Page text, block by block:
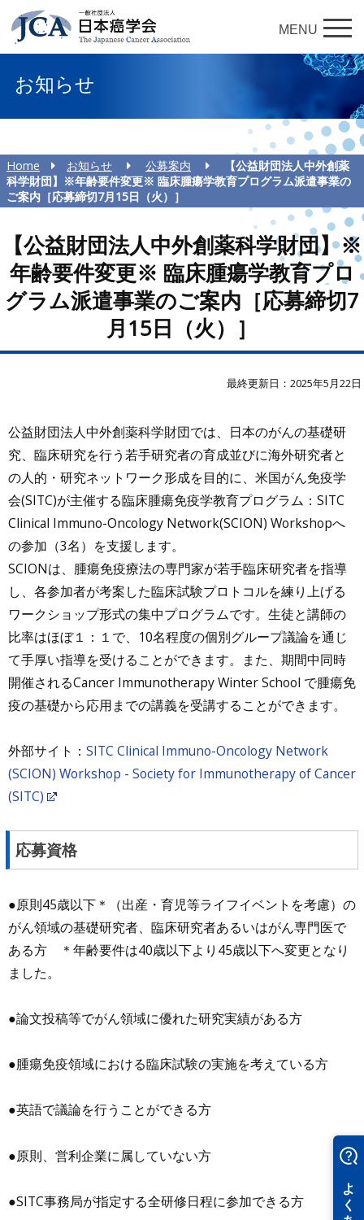
MENU
お知らせ
Home お知らせ 公募案内
【公益財団法人中外創薬
科学財団】※年齢要件変更※ 臨床腫瘍学教育プログラム派遣事業の
ご案内［応募締切7月15日（火）］
【公益財団法人中外創薬科学財団】※
年齢要件変更※ 臨床腫瘍学教育プロ
グラム派遣事業のご案内［応募締切7
月15日（火）］
最終更新日：2025年5月22日
公益財団法人中外創薬科学財団では、日本のがんの基礎研
究、臨床研究を行う若手研究者の育成並びに海外研究者と
の人的・研究ネットワーク形成を目的に、米国がん免疫学
会(SITC)が主催する臨床腫瘍免疫学教育プログラム：SITC
Clinical Immuno-Oncology Network(SCION) Workshopへ
の参加（3名）を支援します。
SCIONは、腫瘍免疫療法の専門家が若手臨床研究者を指導
し、各参加者が考案した臨床試験プロトコルを練り上げる
ワークショップ形式の集中プログラムです。生徒と講師の
比率はほぼ１：１で、10名程度の個別グループ議論を通じ
て手厚い指導を受けることができます。また、期間中同時
開催されるCancer Immunotherapy Winter School で腫瘍免
疫の基礎から応用までの講義を受講することができます。
外部サイト： SITC Clinical Immuno-Oncology Network
(SCION) Workshop - Society for Immunotherapy of Cancer
(SITC)
応募資格
●原則45歳以下＊（出産・育児等ライフイベントを考慮）の
がん領域の基礎研究者、臨床研究者あるいはがん専門医で
ある方 ＊年齢要件は40歳以下より45歳以下へ変更となり
ました。
●論文投稿等でがん領域に優れた研究実績がある方
●腫瘍免疫領域における臨床試験の実施を考えている方
●英語で議論を行うことができる方
●原則、営利企業に属していない方
●SITC事務局が指定する全研修日程に参加できる方